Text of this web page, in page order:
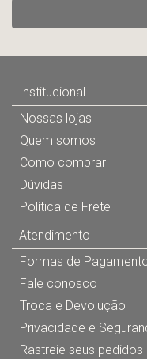
Institucional
Nossas lojas
Quem somos
Como comprar
Dúvidas
Política de Frete
Atendimento
Formas de
Fale conosco
Troca e Devolução
Privacidade e
Rastreie seus pedidos